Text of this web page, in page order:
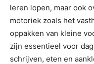
leren lopen, maar ook
motoriek zoals het
oppakken van kleine
zijn essentieel voor
schrijven, eten en